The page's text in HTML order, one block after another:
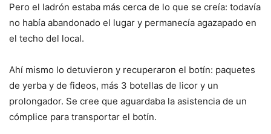
Pero el ladrón estaba más cerca de lo que se creía: todavía
no había abandonado el lugar y permanecía agazapado en
el techo del local.
Ahí mismo lo detuvieron y recuperaron el botín: paquetes
de yerba y de fideos, más 3 botellas de licor y un
prolongador. Se cree que aguardaba la asistencia de un
cómplice para transportar el botín.